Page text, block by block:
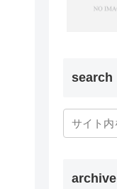
search
archive